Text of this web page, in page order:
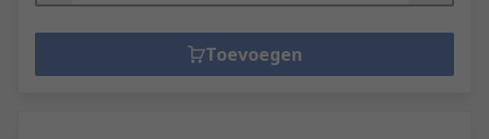
Toevoegen